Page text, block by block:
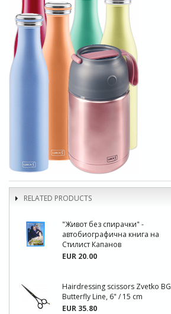
RELATED PRODUCTS
"Живот без спирачки" -
автобиографична книга на
Стилист Капанов
EUR 20.00
Hairdressing scissors Zvetko BG
Butterfly Line, 6" / 15 cm
EUR 35.80